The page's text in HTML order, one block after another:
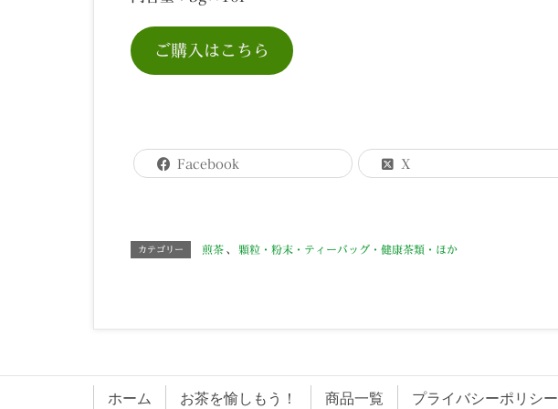
ご購入はこちら
Facebook X
カテゴリー 煎茶 、 顆粒・粉末・ティーバッグ・健康茶類・ほか
ホーム お茶を愉しもう！ 商品一覧 プライバシーポリシー